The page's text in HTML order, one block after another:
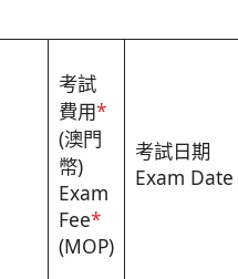
考試
費用*
(澳門
幣)
Exam
Fee*
(MOP)
考試日期
Exam Date